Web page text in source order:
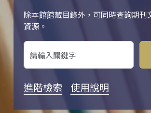
除本館館藏目錄外，可同時查詢期刊
資源。
關鍵字搜尋
進階檢索 使用說明